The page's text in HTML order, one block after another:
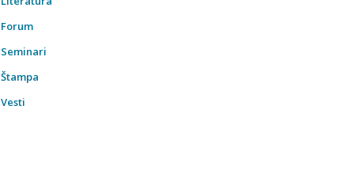
Forum
Seminari
Štampa
Vesti